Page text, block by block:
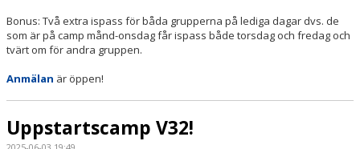
Bonus: Två extra ispass för båda grupperna på lediga dagar dvs. de
som är på camp månd-onsdag får ispass både torsdag och fredag och
tvärt om för andra gruppen.
Anmälan är öppen!
Uppstartscamp V32!